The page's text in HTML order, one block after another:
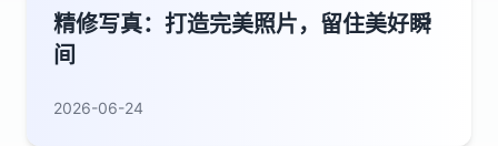
精修写真：打造完美照片，留住美好瞬
间
2026-06-24